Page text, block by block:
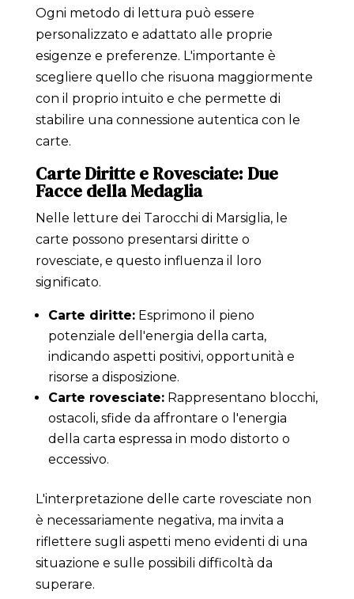
Ogni metodo di lettura può essere
personalizzato e adattato alle proprie
esigenze e preferenze. L'importante è
scegliere quello che risuona maggiormente
con il proprio intuito e che permette di
stabilire una connessione autentica con le
carte.
Carte Diritte e Rovesciate: Due
Facce della Medaglia
Nelle letture dei Tarocchi di Marsiglia, le
carte possono presentarsi diritte o
rovesciate, e questo influenza il loro
significato.
Carte diritte:Esprimono il pieno
potenziale dell'energia della carta,
indicando aspetti positivi, opportunità e
risorse a disposizione.
Carte rovesciate:Rappresentano blocchi,
ostacoli, sfide da affrontare o l'energia
della carta espressa in modo distorto o
eccessivo.
L'interpretazione delle carte rovesciate non
è necessariamente negativa, ma invita a
riflettere sugli aspetti meno evidenti di una
situazione e sulle possibili difficoltà da
superare.